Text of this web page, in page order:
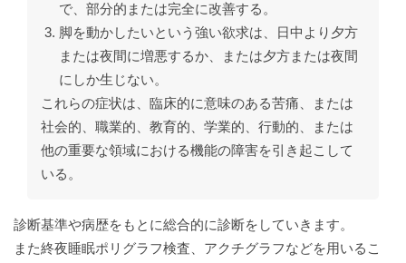
で、部分的または完全に改善する。
脚を動かしたいという強い欲求は、日中より夕方
または夜間に増悪するか、または夕方または夜間
にしか生じない。
これらの症状は、臨床的に意味のある苦痛、または
社会的、職業的、教育的、学業的、行動的、または
他の重要な領域における機能の障害を引き起こして
いる。
診断基準や病歴をもとに総合的に診断をしていきます。
また終夜睡眠ポリグラフ検査、アクチグラフなどを用いるこ